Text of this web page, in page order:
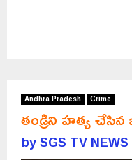
Andhra Pradesh Crime
తండ్రిని హత్య చేసిన
bySGS TV